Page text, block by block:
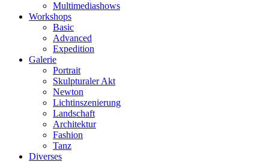
Multimediashows
Workshops
Basic
Advanced
Expedition
Galerie
Portrait
Skulpturaler Akt
Newton
Lichtinszenierung
Landschaft
Architektur
Fashion
Tanz
Diverses